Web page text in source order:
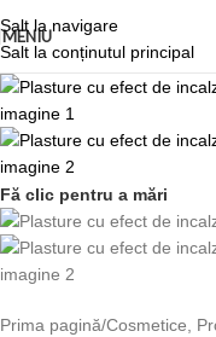
Salt la navigare
Salt la conținutul principal
MENIU
Fă clic pentru a mări
Prima pagină/Cosmetice,